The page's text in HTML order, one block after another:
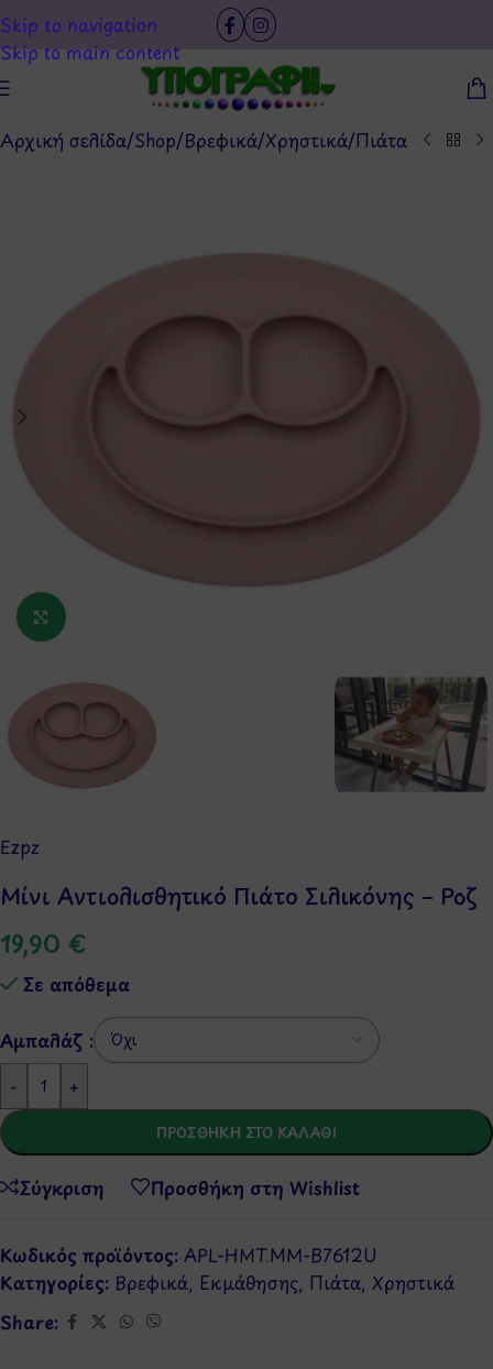
Skip to navigation
Skip to main content
Αρχική σελίδα/Shop/Βρεφικά/Χρηστικά/Πιάτα
Κάντε κλικ για μεγέθυνση
Ezpz
Μίνι Αντιολισθητικό Πιάτο Σιλικόνης – Ροζ
19,90 €
Σε απόθεμα
Αμπαλάζ :
-
+
ΠΡΟΣΘΉΚΗ ΣΤΟ ΚΑΛΆΘΙ
Σύγκριση Προσθήκη στη Wishlist
Κωδικός προϊόντος: APL-HMT.MM-B7612U
Κατηγορίες: Βρεφικά, Εκμάθησης, Πιάτα, Χρηστικά
Share: